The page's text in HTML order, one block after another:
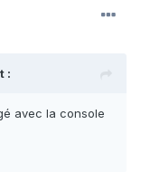
:
avec la console